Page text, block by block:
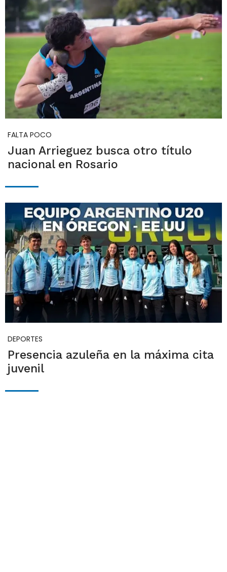
FALTA POCO
Juan Arrieguez busca otro título
nacional en Rosario
DEPORTES
Presencia azuleña en la máxima cita
juvenil